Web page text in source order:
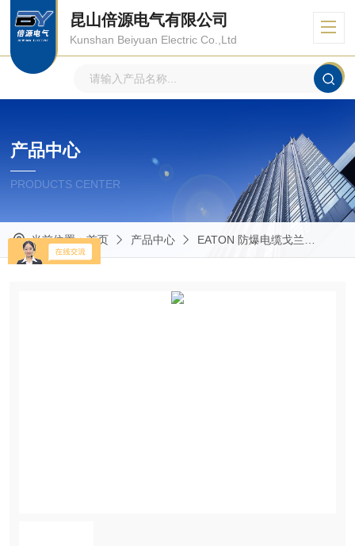
昆山倍源电气有限公司
Kunshan Beiyuan Electric Co.,Ltd
产品中心
PRODUCTS CENTER
当前位置：首页 产品中心 EATON 防爆电缆戈兰